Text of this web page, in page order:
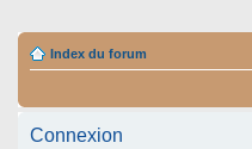
Index du forum
Connexion